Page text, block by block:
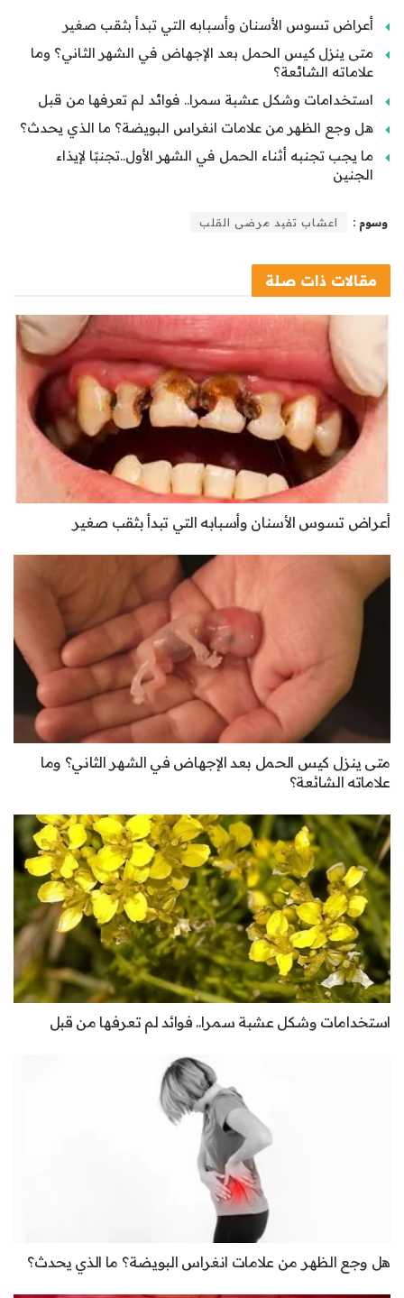
أعراض تسوس الأسنان وأسبابه التي تبدأ بثقب صغير
متى ينزل كيس الحمل بعد الإجهاض في الشهر الثاني؟ وما
علاماته الشائعة؟
استخدامات وشكل عشبة سمرا.. فوائد لم تعرفها من قبل
هل وجع الظهر من علامات انغراس البويضة؟ ما الذي يحدث؟
ما يجب تجنبه أثناء الحمل في الشهر الأول..تجنبًا لإيذاء
الجنين
وسوم : اعشاب تفيد مرضى القلب
مقالات ذات صلة
أعراض تسوس الأسنان وأسبابه التي تبدأ بثقب صغير
متى ينزل كيس الحمل بعد الإجهاض في الشهر الثاني؟ وما
علاماته الشائعة؟
استخدامات وشكل عشبة سمرا.. فوائد لم تعرفها من قبل
هل وجع الظهر من علامات انغراس البويضة؟ ما الذي يحدث؟